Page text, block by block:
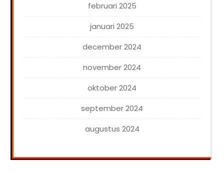
februari 2025
januari 2025
december 2024
november 2024
oktober 2024
september 2024
augustus 2024